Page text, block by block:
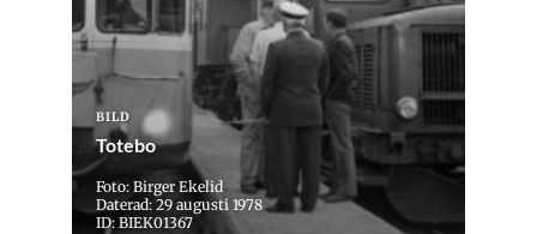
BILD
Totebo
Foto: Birger Ekelid
Daterad: 29 augusti 1978
ID: BIEK01367